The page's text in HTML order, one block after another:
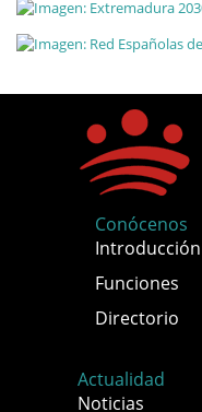
Conócenos
Introducción
Funciones
Directorio
Actualidad
Noticias